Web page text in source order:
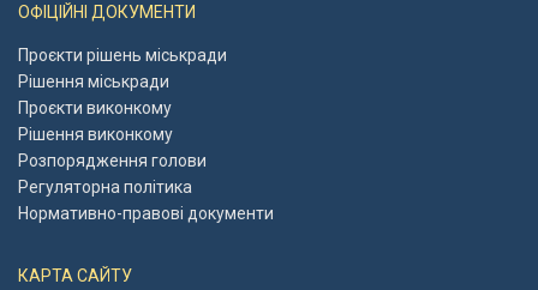
ОФІЦІЙНІ ДОКУМЕНТИ
Проєкти рішень міськради
Рішення міськради
Проєкти виконкому
Рішення виконкому
Розпорядження голови
Регуляторна політика
Нормативно-правові документи
КАРТА САЙТУ